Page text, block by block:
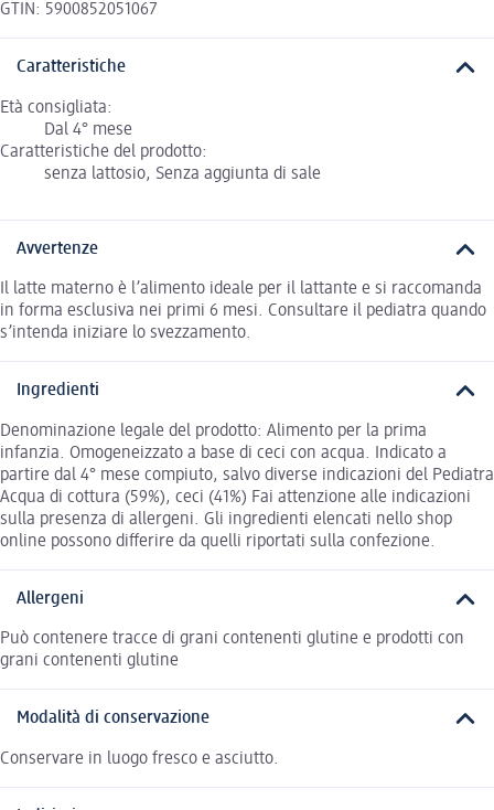
GTIN: 5900852051067
Caratteristiche
Età consigliata:
Dal 4° mese
Caratteristiche del prodotto:
senza lattosio, Senza aggiunta di sale
Avvertenze
Il latte materno è l’alimento ideale per il lattante e si raccomanda
in forma esclusiva nei primi 6 mesi. Consultare il pediatra quando
s’intenda iniziare lo svezzamento.
Ingredienti
Denominazione legale del prodotto: Alimento per la prima
infanzia. Omogeneizzato a base di ceci con acqua. Indicato a
partire dal 4° mese compiuto, salvo diverse indicazioni del Pediatra
Acqua di cottura (59%), ceci (41%) Fai attenzione alle indicazioni
sulla presenza di allergeni. Gli ingredienti elencati nello shop
online possono differire da quelli riportati sulla confezione.
Allergeni
Può contenere tracce di grani contenenti glutine e prodotti con
grani contenenti glutine
Modalità di conservazione
Conservare in luogo fresco e asciutto.